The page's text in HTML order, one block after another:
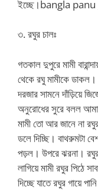
ইচ্ছে।bangla
৩. রঘুর চালঃ
গতকাল দুপুরে মামী
থেকে রঘু মামীকে
দরজার সামনে দাঁড়িয়ে
অনুরোধের সুরে বলল আমার
মামী তো আর জানে না
ডলে দিচ্ছি। বাথরুমটা
পড়ল। উপরে ঝরনা। রঘুর
লাগিয়ে মামী রঘুর পিঠে
দিচ্ছে যাতে রঘুর